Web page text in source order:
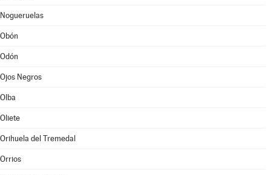
Nogueruelas
Obón
Odón
Ojos Negros
Olba
Oliete
Orihuela del Tremedal
Orrios